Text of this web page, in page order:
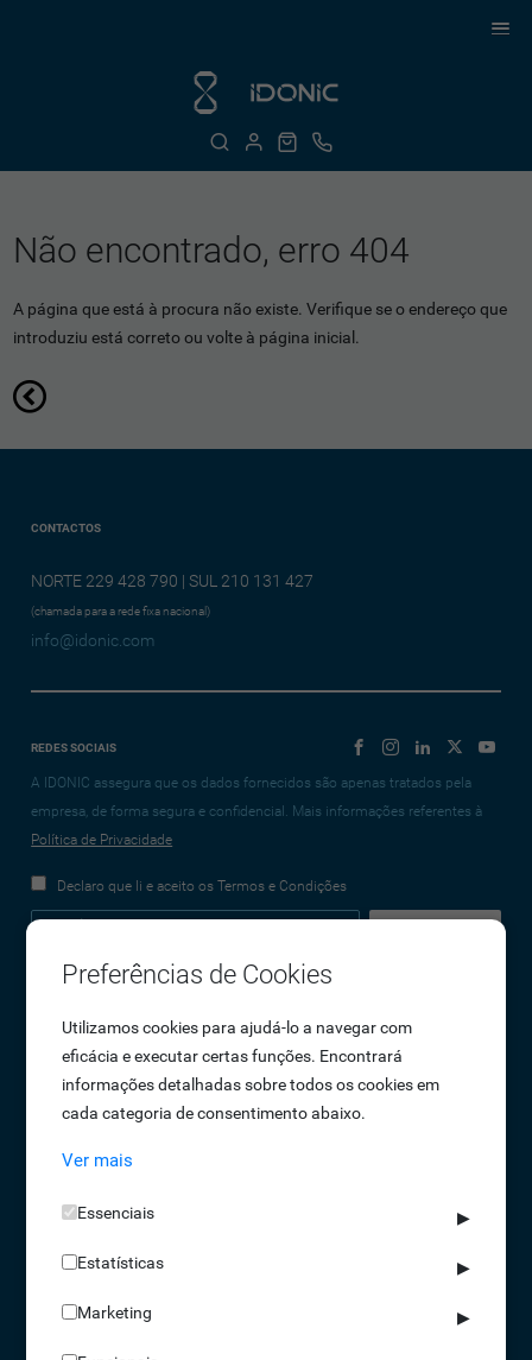
Não encontrado, erro 404
A página que está à procura não existe. Verifique se o endereço que
introduziu está correto ou volte à página inicial.
CONTACTOS
NORTE 229 428 790 | SUL 210 131 427
(chamada para a rede fixa nacional)
info@idonic.com
REDES SOCIAIS
A IDONIC assegura que os dados fornecidos são apenas tratados pela
empresa, de forma segura e confidencial. Mais informações referentes à
Política de Privacidade
Declaro que li e aceito os Termos e Condições
Empresa
Sobre Nós
Oportunidades de Emprego
Termos e Condições
Política de Privacidade
Livro de reclamações
Soluções
Preferências de Cookies
Utilizamos cookies para ajudá-lo a navegar com
eficácia e executar certas funções. Encontrará
informações detalhadas sobre todos os cookies em
cada categoria de consentimento abaixo.
Ver mais
Essenciais ▶
Estatísticas ▶
Marketing ▶